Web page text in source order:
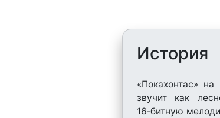
История
«Покахонтас»
звучит как
16‑битную